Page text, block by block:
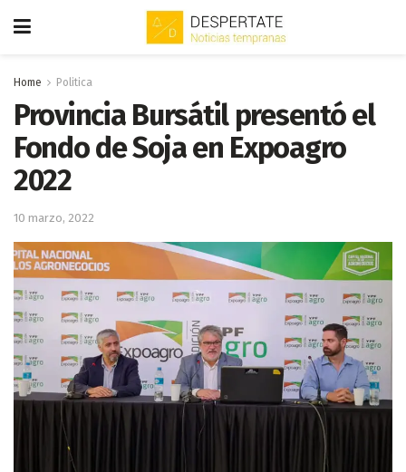
Home Politica
Provincia Bursátil presentó el
Fondo de Soja en Expoagro
2022
10 marzo, 2022